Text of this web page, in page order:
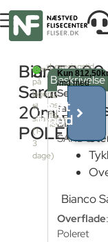
Forside/Shop/
Bianco
Sardo
20mm,
POLERET
3.250,00
18m2
på
lager
til
strakslevering
(1-
3
dage)
Leveringstid
fra
fjernlager:
Kontakt
os
for
leveringstid
Serie
farve
BIANCO
SARDO
Overflade:
Poleret
Få et
tilbud
Beskrivelse
Bianco
Bianco
grålige